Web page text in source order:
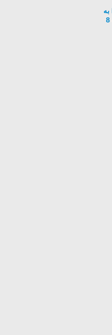
آموزش كامل MCITP به